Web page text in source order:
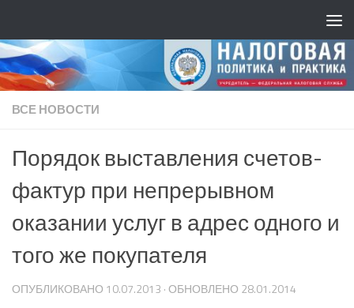
ВСЕ НОВОСТИ
Порядок выставления счетов-
фактур при непрерывном
оказании услуг в адрес одного и
того же покупателя
ОПУБЛИКОВАНО 10.07.2013 · ОБНОВЛЕНО 28.01.2014